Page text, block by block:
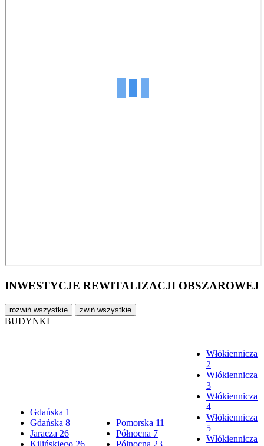
INWESTYCJE REWITALIZACJI OBSZAROWEJ
rozwiń wszystkie zwiń wszystkie
BUDYNKI
Gdańska 1
Gdańska 8
Jaracza 26
Pomorska 11
Północna 7
Włókiennicza
2
Włókiennicza
3
Włókiennicza
4
Włókiennicza
5
Włókiennicza